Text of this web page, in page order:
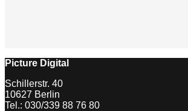
Picture Digital
Schillerstr. 40
10627 Berlin
Tel.: 030/339 88 76 80